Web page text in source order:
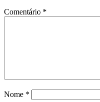
Comentário *
Nome *